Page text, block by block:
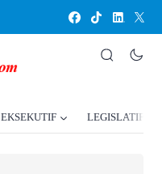
EKSEKUTIF LEGISLATIF